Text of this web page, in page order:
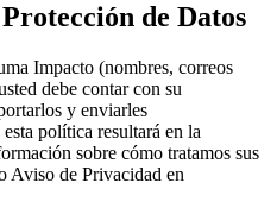
de Datos
Impacto (nombres, correos
debe contar con su
y enviarles
política resultará en la
sobre cómo tratamos sus
Aviso de Privacidad en